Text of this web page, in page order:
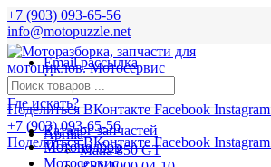
+7 (903) 093-65-56
info@motopuzzle.net
Email рассылка
Новости
Поделиться ВКонтакте Facebook Instagram
+7 (903) 093-65-56
Поделиться ВКонтакте Facebook Instagram
Где искать?
Aprilia
Mana 850 GT
Каталог запчастей
Мотоподбор
Мотосервис